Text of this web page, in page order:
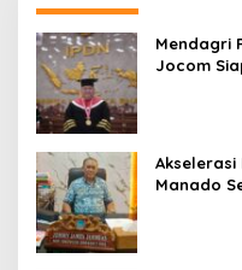
Mendagri
Jocom
Akselerasi
Manado